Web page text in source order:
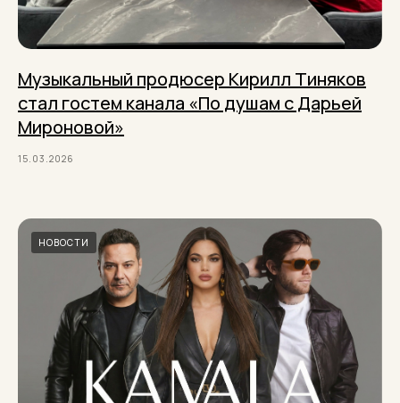
Музыкальный продюсер Кирилл Тиняков
стал гостем канала «По душам с Дарьей
Мироновой»
15.03.2026
НОВОСТИ